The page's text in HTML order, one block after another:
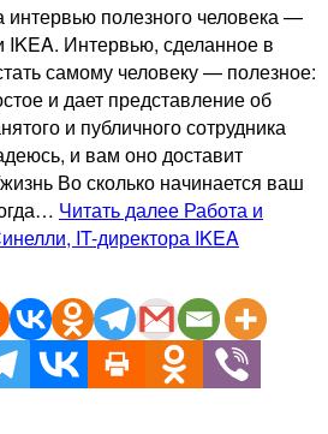
интервью полезного человека —
IKEA. Интервью, сделанное в
самому человеку — полезное:
и дает представление об
и публичного сотрудника
и вам оно доставит
Во сколько начинается ваш
Читать далее Работа и
IT-директора IKEA